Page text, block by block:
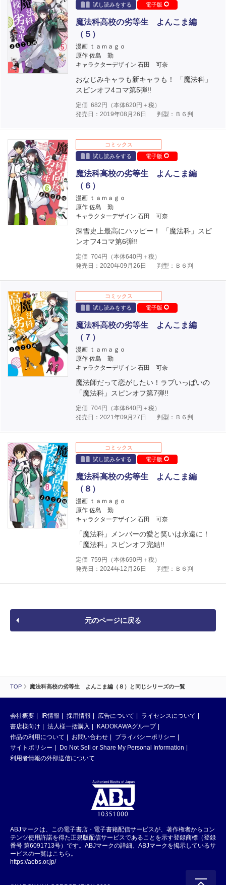
TOP 魔法科高校の劣等生 よんこま編（８）と同じシリーズの一覧
試し読みをする
電子版
魔法科高校の劣等生 よんこま編
（５）
漫画 ｔａｍａｇｏ
原作 佐島 勤
キャラクターデザイン 石田 可奈
おなじみキャラも新キャラも！ 「魔法科」
スピンオフ4コマ第5弾!!
定価 682 円（本体620円＋税）
発売日：2019年08月26日
判型：Ｂ６判
コミックス
試し読みをする
電子版
魔法科高校の劣等生 よんこま編
（６）
漫画 ｔａｍａｇｏ
原作 佐島 勤
キャラクターデザイン 石田 可奈
深雪史上最高にハッピー！ 「魔法科」スピ
ンオフ4コマ第6弾!!
定価 704円（本体640円＋税）
発売日：2020年09月26日
判型：Ｂ６判
コミックス
試し読みをする
電子版
魔法科高校の劣等生 よんこま編
（７）
漫画 ｔａｍａｇｏ
原作 佐島 勤
キャラクターデザイン 石田 可奈
魔法師だって恋がしたい！ラブいっぱいの
「魔法科」スピンオフ第7弾!!
定価 704円（本体640円＋税）
発売日：2021年09月27日
判型：Ｂ６判
コミックス
試し読みをする
電子版
魔法科高校の劣等生 よんこま編
（８）
漫画 ｔａｍａｇｏ
原作 佐島 勤
キャラクターデザイン 石田 可奈
「魔法科」メンバーの愛と笑いは永遠に！
「魔法科」スピンオフ完結!!
定価 759 円（本体690円＋税）
発売日：2024年12月26日
判型：Ｂ６判
元のページに戻る
会社概要 IR情報 採用情報 広告について
ライセンスについて
書店様向け
法人様一括購入
KADOKAWAグループ
作品の利用について
お問い合わせ
プライバシーポリシー
サイトポリシー
Do Not Sell or Share My Personal Information
利用者情報の外部送信について
ABJマークは、この電子書店・電子書籍配信サービスが、著作権者からコン
テンツ使用許諾を得た正規版配信サービスであることを示す登録商標（登録
番号 第6091713号）です。ABJマークの詳細、ABJマークを掲示しているサ
ービスの一覧はこちら。
https://aebs.or.jp/